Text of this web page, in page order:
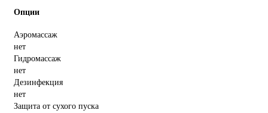
Опции
Аэромассаж
нет
Гидромассаж
нет
Дезинфекция
нет
Защита от сухого пуска